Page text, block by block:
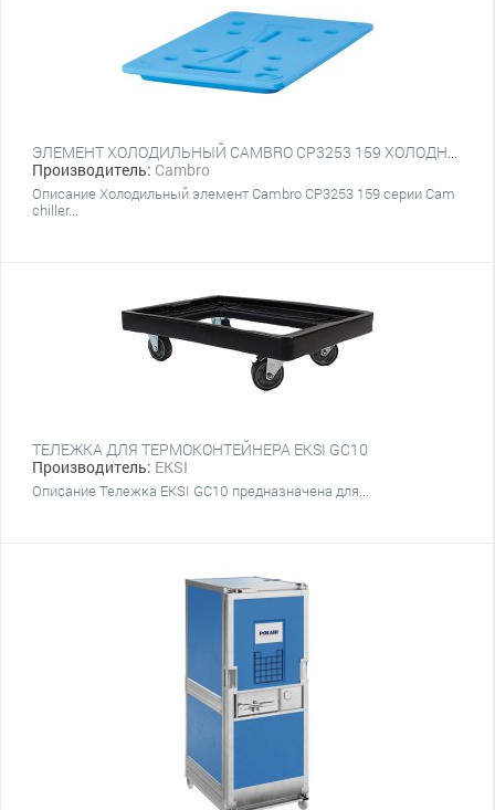
ЭЛЕМЕНТ ХОЛОДИЛЬНЫЙ CAMBRO CP3253 159 ХОЛОДНО-ГОЛУБОЙ
Производитель: Cambro
Описание Холодильный элемент Cambro CP3253 159 серии Cam
chiller...
ТЕЛЕЖКА ДЛЯ ТЕРМОКОНТЕЙНЕРА EKSI GC10
Производитель: EKSI
Описание Тележка EKSI GC10 предназначена для...